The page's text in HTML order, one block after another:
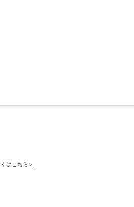
はこちら＞